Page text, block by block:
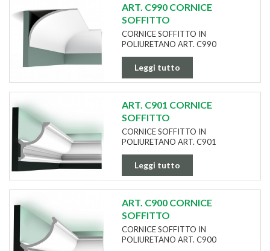
ART. C990 CORNICE
SOFFITTO
CORNICE SOFFITTO IN
POLIURETANO ART. C990
Leggi tutto
ART. C901 CORNICE
SOFFITTO
CORNICE SOFFITTO IN
POLIURETANO ART. C901
Leggi tutto
ART. C900 CORNICE
SOFFITTO
CORNICE SOFFITTO IN
POLIURETANO ART. C900